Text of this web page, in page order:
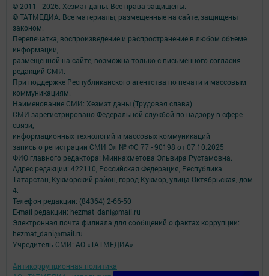
© 2011 - 2026. Хезмәт даны. Все права защищены.
© ТАТМЕДИА. Все материалы, размещенные на сайте, защищены
законом.
Перепечатка, воспроизведение и распространение в любом объеме
информации,
размещенной на сайте, возможна только с письменного согласия
редакций СМИ.
При поддержке Республиканского агентства по печати и массовым
коммуникациям.
Наименование СМИ: Хезмэт даны (Трудовая слава)
СМИ зарегистрировано Федеральной службой по надзору в сфере
связи,
информационных технологий и массовых коммуникаций
запись о регистрации СМИ Эл № ФС 77 - 90198 от 07.10.2025
ФИО главного редактора: Миннахметова Эльвира Рустамовна.
Адрес редакции: 422110, Российская Федерация, Республика
Татарстан, Кукморский район, город Кукмор, улица Октябрьская, дом
4.
Телефон редакции: (84364) 2-66-50
E-mail редакции: hezmat_dani@mail.ru
Электронная почта филиала для сообщений о фактах коррупции:
hezmat_dani@mail.ru
Учредитель СМИ: АО «ТАТМЕДИА»
Антикоррупционная политика